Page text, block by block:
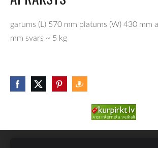
garums (L) 570 mm platums (W) 430 mm
mm svars ~ 5 kg